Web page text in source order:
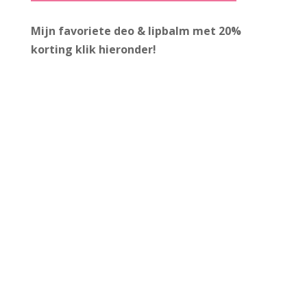
Mijn favoriete deo & lipbalm met 20%
korting klik hieronder!